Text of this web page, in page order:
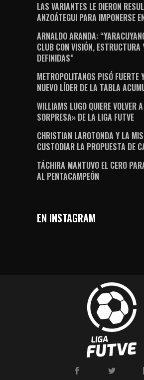
LAS VARIANTES LE DIERON
ANZOÁTEGUI PARA IMPONERSE
ARNALDO ARANDA:
CLUB CON VISIÓN, ESTRUCTURA
DEFINIDAS”
METROPOLITANOS PISÓ FUERTE
NUEVO LÍDER DE LA TABLA
WILLIAMS LUGO QUIERE VOLVER
SORPRESA» DE LA LIGA FUTVE
CHRISTIAN LAROTONDA Y LA
CUSTODIAR LA PROPUESTA DE
TÁCHIRA MANTUVO EL CERO
AL PENTACAMPEÓN
EN INSTAGRAM